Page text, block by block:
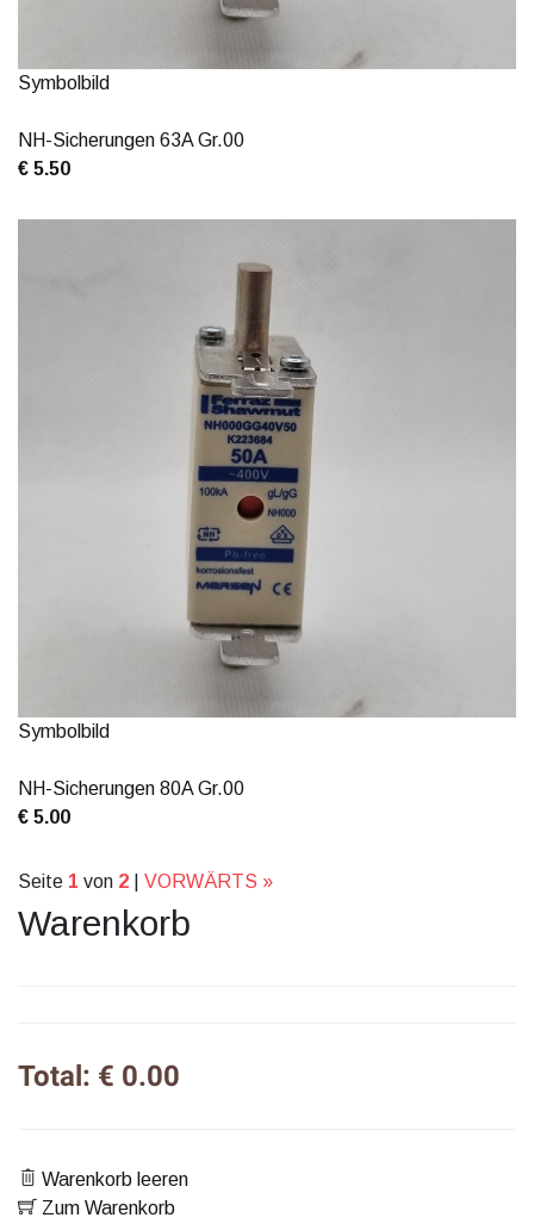
Symbolbild
NH-Sicherungen 63A Gr.00
€ 5.50
Symbolbild
NH-Sicherungen 80A Gr.00
€ 5.00
Seite 1 von 2 VORWÄRTS »
Warenkorb
Total: € 0.00
Warenkorb leeren
Zum Warenkorb